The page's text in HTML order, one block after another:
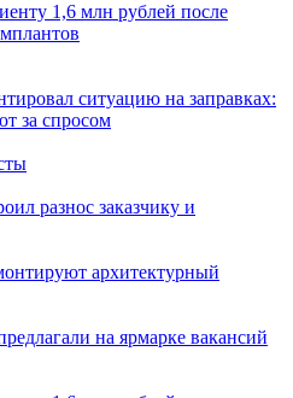
1,6 млн рублей после
ситуацию на заправках:
за спросом
разнос заказчику и
архитектурный
на ярмарке вакансий